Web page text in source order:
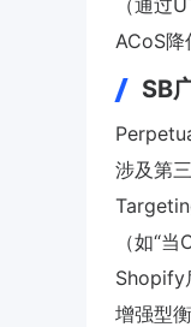
（通过
ACoS降
SB
涉及第
（如“
Shopify
增强型